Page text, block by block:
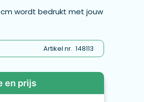
wordt bedrukt met jouw
Artikel nr. 148113
en prijs